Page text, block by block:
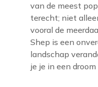
van de meest
terecht; niet
vooral de
Shep is een
landschap
je je in een